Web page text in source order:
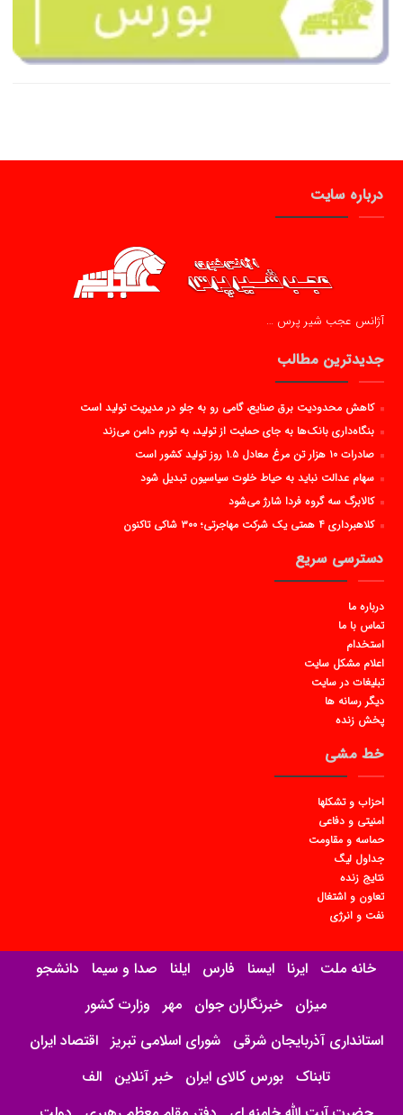
درباره سایت
آژانس عجب شیر پرس …
جدیدترین مطالب
کاهش محدودیت برق صنایع، گامی رو به جلو در مدیریت تولید است
بنگاه‌داری بانک‌ها به جای حمایت از تولید، به تورم دامن می‌زند
صادرات ۱۰ هزار تن مرغ معادل ۱.۵ روز تولید کشور است
سهام عدالت نباید به حیاط خلوت سیاسیون تبدیل شود
کالابرگ سه گروه فردا شارژ می‌شود
کلاهبرداری ۴ همتی یک شرکت مهاجرتی؛ ۳۰۰ شاکی تاکنون
دسترسی سریع
درباره ما
تماس با ما
استخدام
اعلام مشکل سایت
تبلیغات در سایت
دیگر رسانه ها
پخش زنده
خط مشی
احزاب و تشکلها
امنیتی و دفاعی
حماسه و مقاومت
جداول لیگ
نتایج زنده
تعاون و اشتغال
نفت و انرژی
خانه ملت ایرنا ایسنا فارس ایلنا صدا و سیما دانشجو
میزان خبرنگاران جوان مهر
وزارت کشور
استانداری آذربایجان شرقی
شورای اسلامی تبریز
اقتصاد ایران
تابناک بورس کالای ایران خبر آنلاین الف